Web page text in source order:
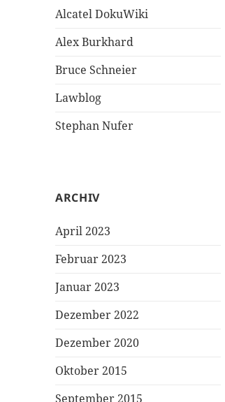
Alcatel DokuWiki
Alex Burkhard
Bruce Schneier
Lawblog
Stephan Nufer
ARCHIV
April 2023
Februar 2023
Januar 2023
Dezember 2022
Dezember 2020
Oktober 2015
September 2015